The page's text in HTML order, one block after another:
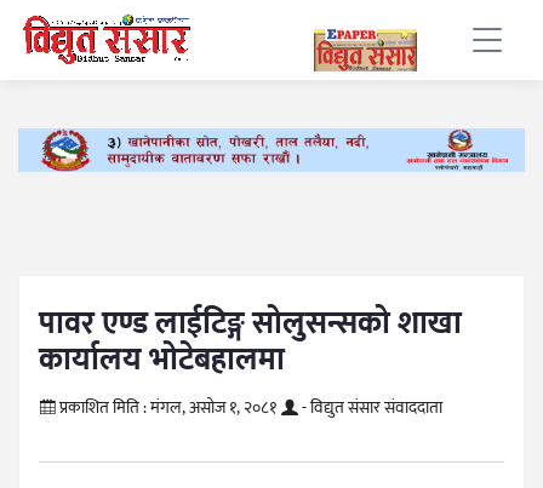
पावर एण्ड लाईटिङ्ग सोलुसन्सको शाखा
कार्यालय भोटेबहालमा
प्रकाशित मिति :मंगल, असोज १, २०८१ - विद्युत संसार संवाददाता